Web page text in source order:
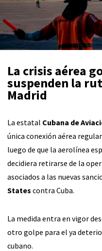
La crisis aérea
suspenden la
Madrid
La estatal Cubana de
única conexión aérea
luego de que la aerolínea
decidiera retirarse de la
asociados a las nuevas
States contra Cuba.
La medida entra en vigor
otro golpe para el ya
cubano.